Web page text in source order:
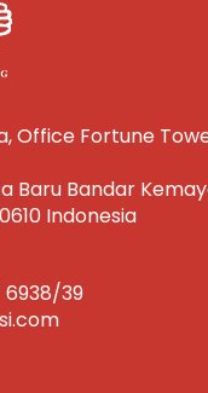
Office Fortune
Baru Bandar
Indonesia
6938/39